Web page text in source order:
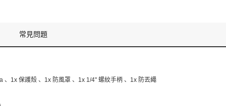
常見問題
、1x 保護殼 、1x 防風罩 、1x 1/4" 螺紋手柄 、1x 防丟繩